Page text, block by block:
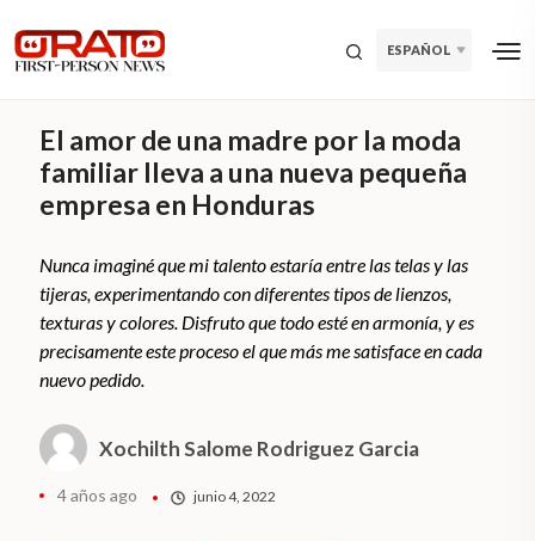
ESPAÑOL
El amor de una madre por la moda
familiar lleva a una nueva pequeña
empresa en Honduras
Nunca imaginé que mi talento estaría entre las telas y las
tijeras, experimentando con diferentes tipos de lienzos,
texturas y colores. Disfruto que todo esté en armonía, y es
precisamente este proceso el que más me satisface en cada
nuevo pedido.
Xochilth Salome Rodriguez Garcia
4 años ago junio 4, 2022